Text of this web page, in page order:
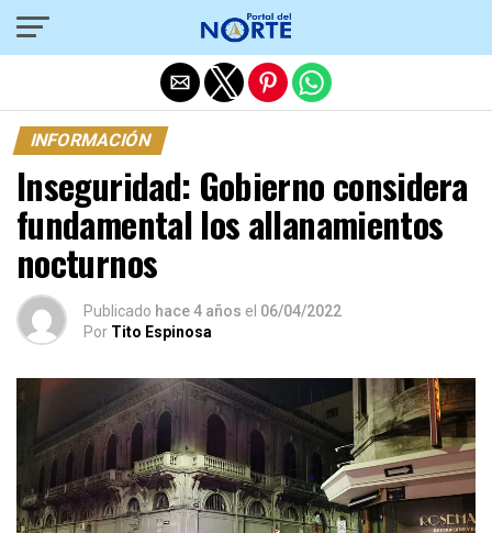
INFORMACIÓN
Inseguridad: Gobierno considera
fundamental los allanamientos
nocturnos
Publicado hace 4 años el 06/04/2022
Por Tito Espinosa
Salir de la versión móvil